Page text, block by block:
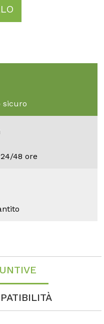
sicuro
48 ore